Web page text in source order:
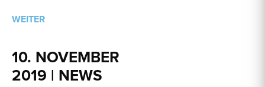
WEITER
10. NOVEMBER
2019 | NEWS